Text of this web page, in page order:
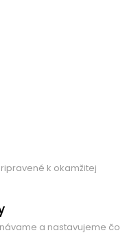
k okamžitej
a nastavujeme čo